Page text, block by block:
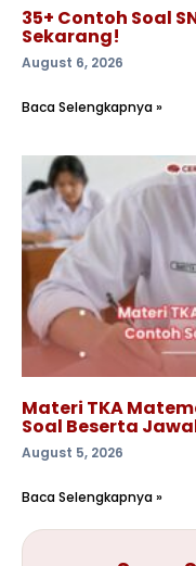
35+ Contoh Soal
Sekarang!
August 6, 2026
Baca Selengkapnya »
Materi TKA
Soal Beserta
August 5, 2026
Baca Selengkapnya »